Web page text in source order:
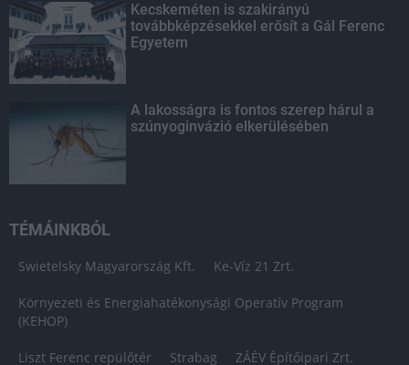
Kecskeméten is szakirányú
továbbképzésekkel erősít a Gál Ferenc
Egyetem
A lakosságra is fontos szerep hárul a
szúnyoginvázió elkerülésében
TÉMÁINKBÓL
Swietelsky Magyarország Kft. Ke-Víz 21 Zrt.
Környezeti és Energiahatékonysági Operatív Program
(KEHOP)
Liszt Ferenc repülőtér Strabag ZÁÉV Építőipari Zrt.